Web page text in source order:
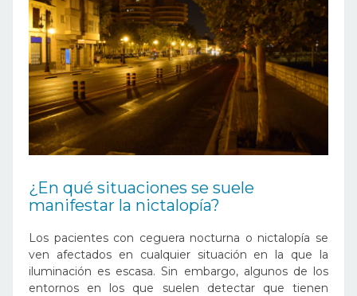
¿En qué situaciones se suele
manifestar la nictalopía?
Los pacientes con ceguera nocturna o nictalopía se
ven afectados en cualquier situación en la que la
iluminación es escasa. Sin embargo, algunos de los
entornos en los que suelen detectar que tienen